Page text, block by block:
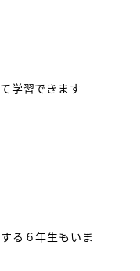
学習できます
る６年生もいま